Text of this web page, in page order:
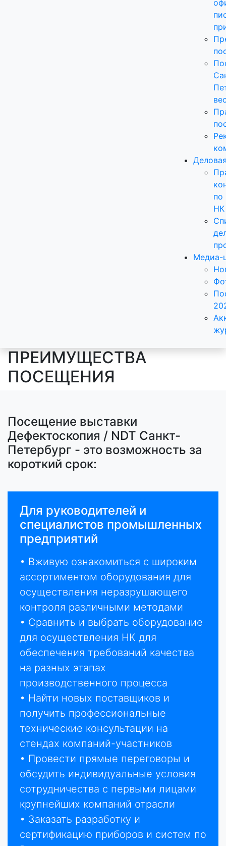
по
НК
Медиа-
ПРЕИМУЩЕСТВА
ПОСЕЩЕНИЯ
Посещение выставки
Дефектоскопия / NDT Санкт-
Петербург - это возможность за
короткий срок:
Для руководителей и
специалистов промышленных
предприятий
• Вживую ознакомиться с широким
ассортиментом оборудования для
осуществления неразрушающего
контроля различными методами
• Сравнить и выбрать оборудование
для осуществления НК для
обеспечения требований качества
на разных этапах
производственного процесса
• Найти новых поставщиков и
получить профессиональные
технические консультации на
стендах компаний-участников
• Провести прямые переговоры и
обсудить индивидуальные условия
сотрудничества с первыми лицами
крупнейших компаний отрасли
• Заказать разработку и
сертификацию приборов и систем по